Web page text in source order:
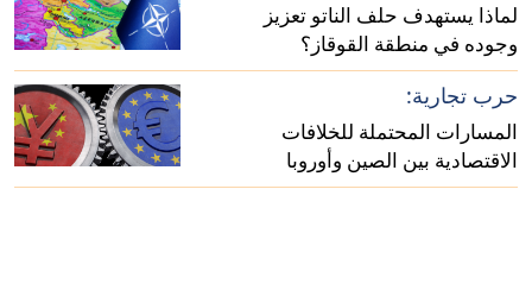
لماذا يستهدف حلف الناتو تعزيز
وجوده في منطقة القوقاز؟
حرب تجارية:
المسارات المحتملة للخلافات
الاقتصادية بين الصين وأوروبا